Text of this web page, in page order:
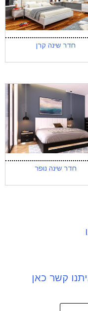
חדר שינה קרן
חדר שינה נופר
קשר כאן